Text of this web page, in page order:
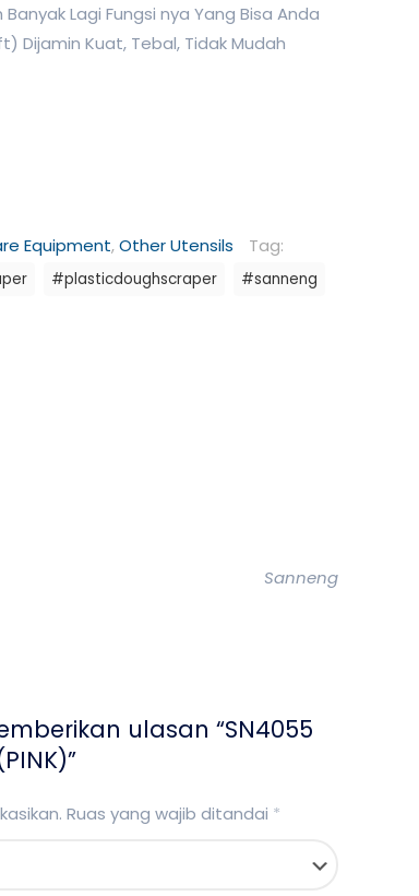
Lagi Fungsi nya Yang Bisa Anda
Dijamin Kuat, Tebal, Tidak Mudah
Equipment,Other Utensils Tag:
#plasticdoughscraper #sanneng
Sanneng
ulasan “SN4055
Ruas yang wajib ditandai *